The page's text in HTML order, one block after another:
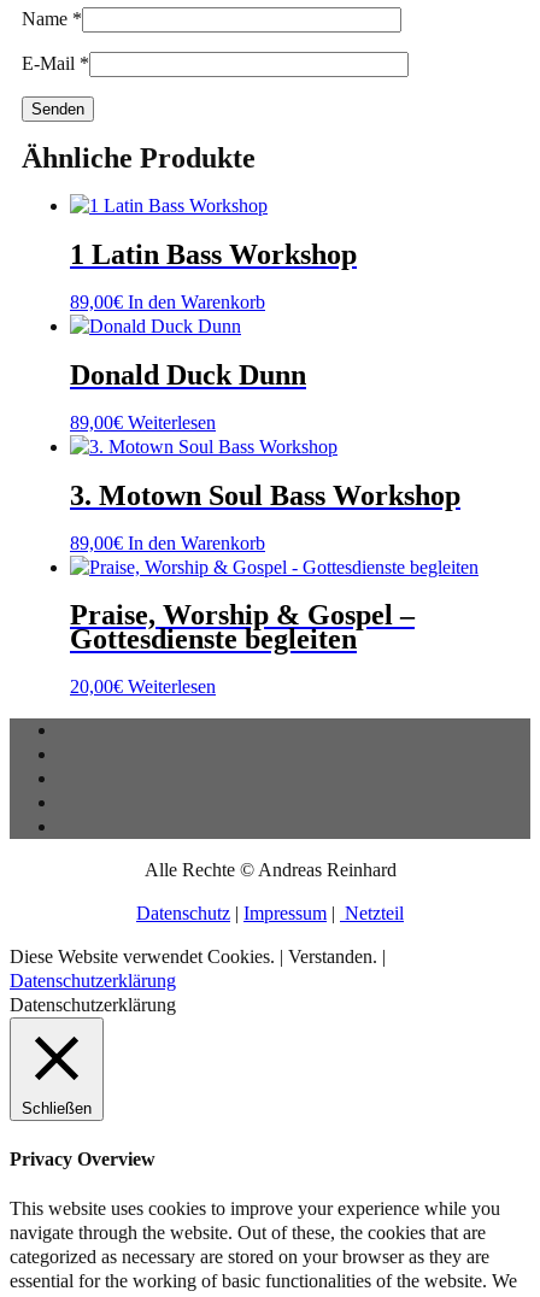
Name *
E-Mail *
Ähnliche Produkte
1 Latin Bass Workshop
89,00€ In den Warenkorb
Donald Duck Dunn
89,00€ Weiterlesen
3. Motown Soul Bass Workshop
89,00€ In den Warenkorb
Praise, Worship & Gospel –
Gottesdienste begleiten
20,00€ Weiterlesen
Alle Rechte © Andreas Reinhard
Datenschutz | Impressum | Netzteil
Diese Website verwendet Cookies. | Verstanden. |
Datenschutzerklärung
Datenschutzerklärung
Schließen
Privacy Overview
This website uses cookies to improve your experience while you
navigate through the website. Out of these, the cookies that are
categorized as necessary are stored on your browser as they are
essential for the working of basic functionalities of the website. We